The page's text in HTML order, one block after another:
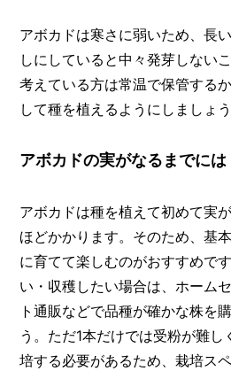
アボカドは寒さに弱いため、長
しにしていると中々発芽しない
考えている方は常温で保管する
して種を植えるようにしましょう
アボカドの実がなるまでに
アボカドは種を植えて初めて実
ほどかかります。そのため、基
に育てて楽しむのがおすすめで
い・収穫したい場合は、ホーム
ト通販などで品種が確かな株を
う。ただ1本だけでは受粉が難
培する必要があるため、栽培ス